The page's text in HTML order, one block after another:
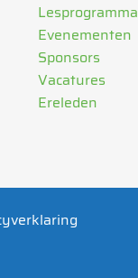
Lesprogramma
Evenementen
Sponsors
Vacatures
Ereleden